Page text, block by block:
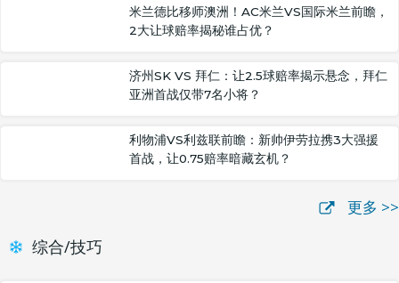
米兰德比移师澳洲！AC米兰VS国际米兰前瞻，
2大让球赔率揭秘谁占优？
济州SK VS 拜仁：让2.5球赔率揭示悬念，拜仁
亚洲首战仅带7名小将？
利物浦VS利兹联前瞻：新帅伊劳拉携3大强援
首战，让0.75赔率暗藏玄机？
更多 >>
综合/技巧